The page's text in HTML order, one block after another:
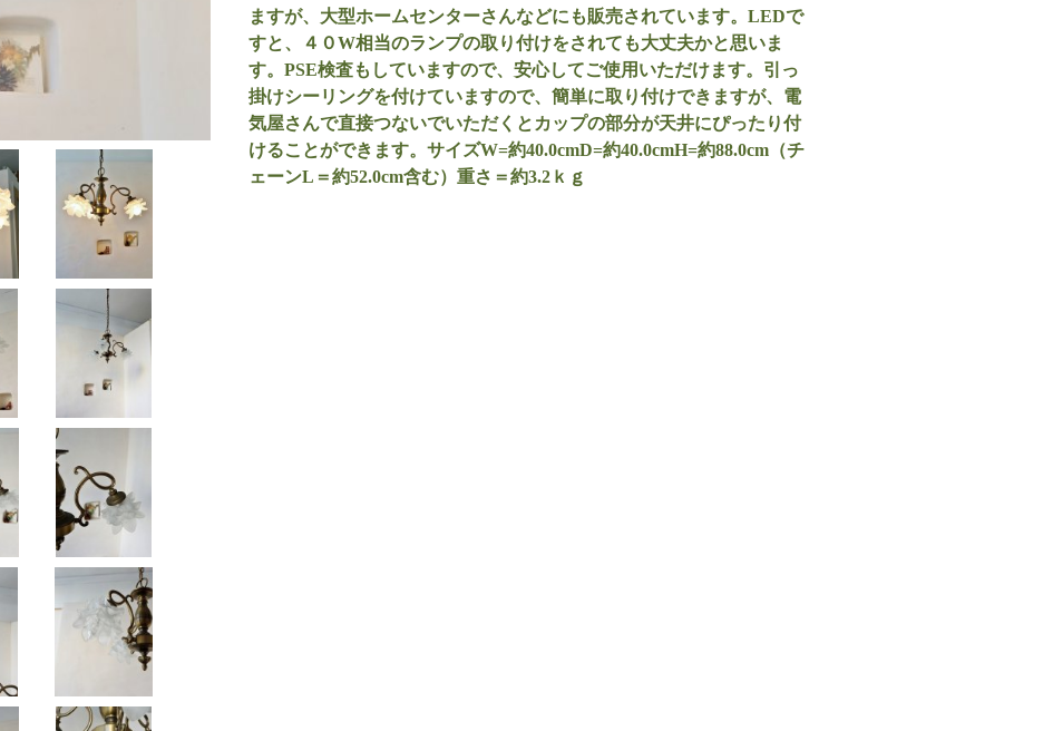
ますが、大型ホームセンターさんなどにも販売されています。LEDで
すと、４０W相当のランプの取り付けをされても大丈夫かと思いま
す。PSE検査もしていますので、安心してご使用いただけます。引っ
掛けシーリングを付けていますので、簡単に取り付けできますが、電
気屋さんで直接つないでいただくとカップの部分が天井にぴったり付
けることができます。サイズW=約40.0cmD=約40.0cmH=約88.0cm（チ
ェーンL＝約52.0cm含む）重さ＝約3.2ｋｇ